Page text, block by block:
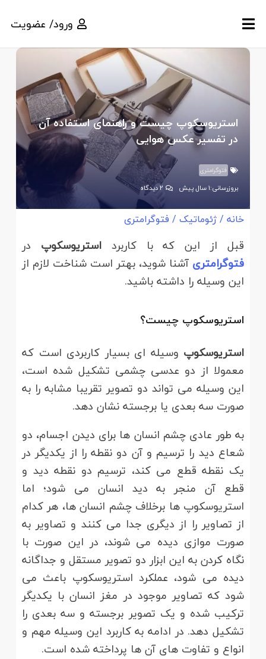
ورود/ عضویت
استریوسکوپ چیست و راهنمای استفاده آن
در تفسیر عکس هوایی
فتوگرامتری
بروزرسانی:1 سال پیش 2دیدگاه
خانه /ژئوماتیک / فتوگرامتری
قبل از این که با کاربرداستریوسکوپ در
فتوگرامتری آشنا شوید، بهتر است شناخت لازم از
این وسیله را داشته باشید.
استریوسکوپ چیست؟
استریوسکوپ وسیله ای بسیار کاربردی است که
معمولا از دو عدسی چشمی تشکیل شده است،
این وسیله می تواند دو تصوير تقريبا مشابه را به
صورت سه بعدی يا برجسته نشان دهد.
به طور عادی چشم انسان ها برای دیدن اجسام، دو
شعاع دید را ترسیم و آن دو نقطه را از یکدیگر در
یک نقطه قطع می کند، ترسیم دو نقطه دید و
قطع آن منجر به دید انسان می شود؛ اما
استریوسکوپ ها برخلاف چشم انسان ها، هر کدام
از تصاویر را از دیگری جدا می کنند و تصاویر به
صورت موازی دیده می شوند، در این صورت با
نگاه کردن به این ابزار دو تصویر مستقل و جداگانه
دیده می شود، عملکرد استریوسکوپ باعث می
شود که تصاویر موجود در مغز انسان با یکدیگر
ترکیب شده و یک تصویر برجسته و سه بعدی را
تشکیل دهد. در ادامه به کاربرد این وسیله مهم و
انواع و تفاوت های آن ها پرداخته شده است.